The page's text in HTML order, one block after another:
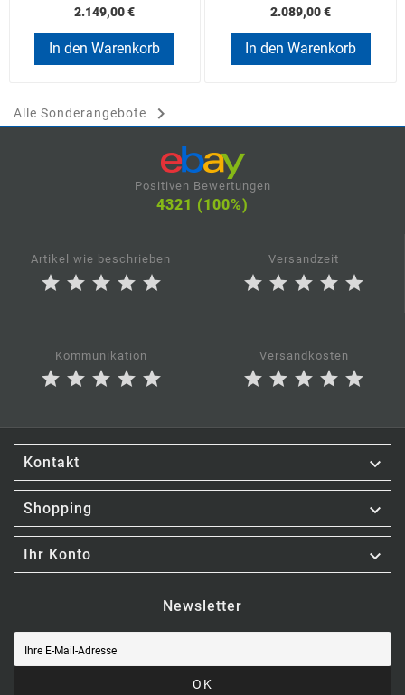
2.149,00 €
In den Warenkorb
2.089,00 €
In den Warenkorb
Alle Sonderangebote 
Positiven Bewertungen
4321 (100%)
Artikel wie beschrieben
star star star star star
Versandzeit
star star star star star
Kommunikation
star star star star star
Versandkosten
star star star star star
Kontakt 
Shopping 
Ihr Konto 
Newsletter
OK